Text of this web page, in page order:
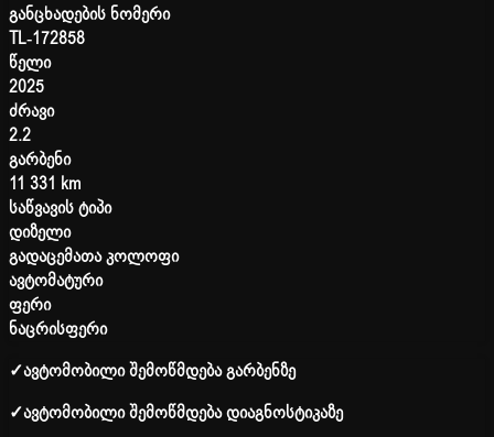
განცხადების ნომერი
TL-172858
წელი
2025
ძრავი
2.2
გარბენი
11 331 km
საწვავის ტიპი
დიზელი
გადაცემათა კოლოფი
ავტომატური
ფერი
ნაცრისფერი
✓ავტომობილი შემოწმდება გარბენზე
✓ავტომობილი შემოწმდება დიაგნოსტიკაზე